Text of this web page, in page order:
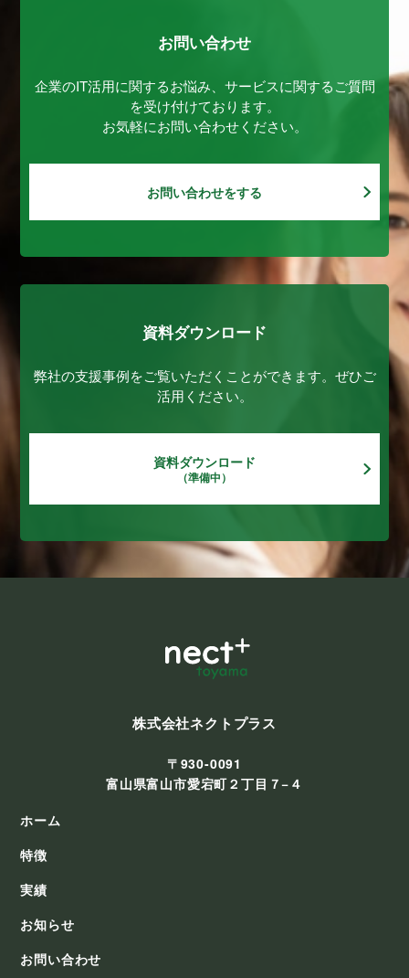
お問い合わせ
企業のIT活用に関するお悩み、サービスに関するご質問
を受け付けております。
お気軽にお問い合わせください。
お問い合わせをする
資料ダウンロード
弊社の支援事例をご覧いただくことができます。ぜひご
活用ください。
資料ダウンロード
（準備中）
株式会社ネクトプラス
〒930-0091
富山県富山市愛宕町２丁目７−４
ホーム
特徴
実績
お知らせ
お問い合わせ